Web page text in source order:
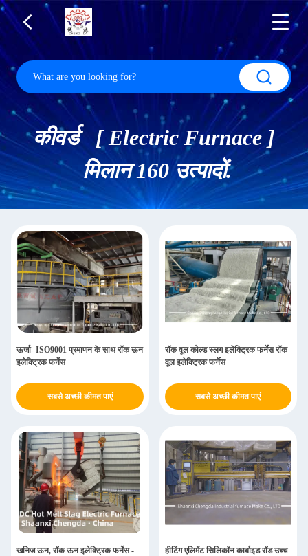
कीवर्ड [ Electric Furnace ]
मिलान 160 उत्पादों.
ऊर्जा- ISO9001 प्रमाणन के साथ रॉक ऊन
इलेक्ट्रिक फर्नेस
सबसे अच्छी कीमत पाएं
रॉक वूल कोल्ड स्लग इलेक्ट्रिक फर्नेस रॉक
वूल इलेक्ट्रिक फर्नेस
सबसे अच्छी कीमत पाएं
खनिज ऊन, रॉक ऊन इलेक्ट्रिक फर्नेस -
हीटिंग एलिमेंट सिलिकॉन कार्बाइड रॉड उच्च